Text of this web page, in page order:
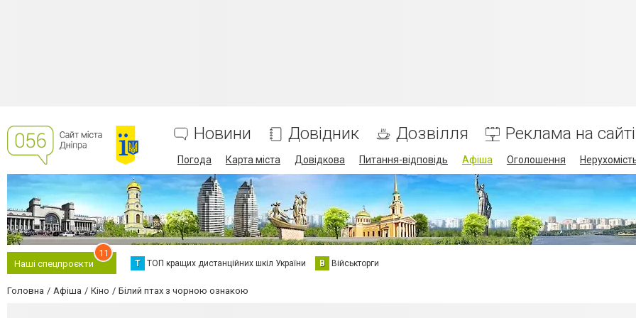
Новини Довідник Дозвілля Реклама на сайті
Погода Карта міста Довідкова Питання-відповідь Афіша Оголошення
Наші спецпроєкти
11
Т ТОП кращих дистанційних шкіл України В Військторги
Головна Афіша Кіно Білий птах з чорною ознакою